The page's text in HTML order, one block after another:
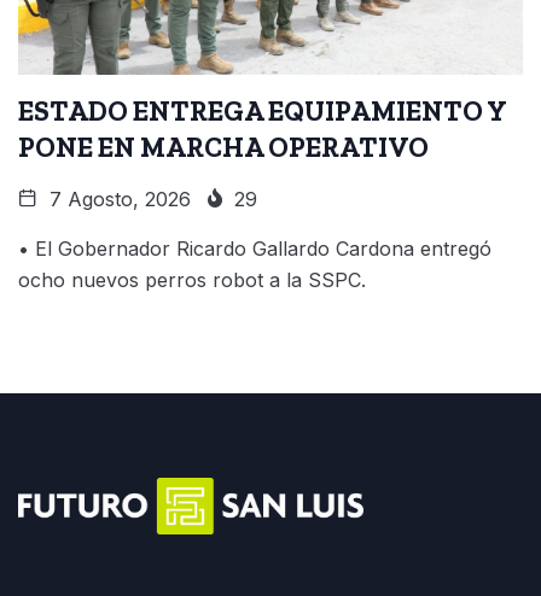
ESTADO ENTREGA EQUIPAMIENTO Y
PONE EN MARCHA OPERATIVO
7 Agosto, 2026 29
• El Gobernador Ricardo Gallardo Cardona entregó
ocho nuevos perros robot a la SSPC.